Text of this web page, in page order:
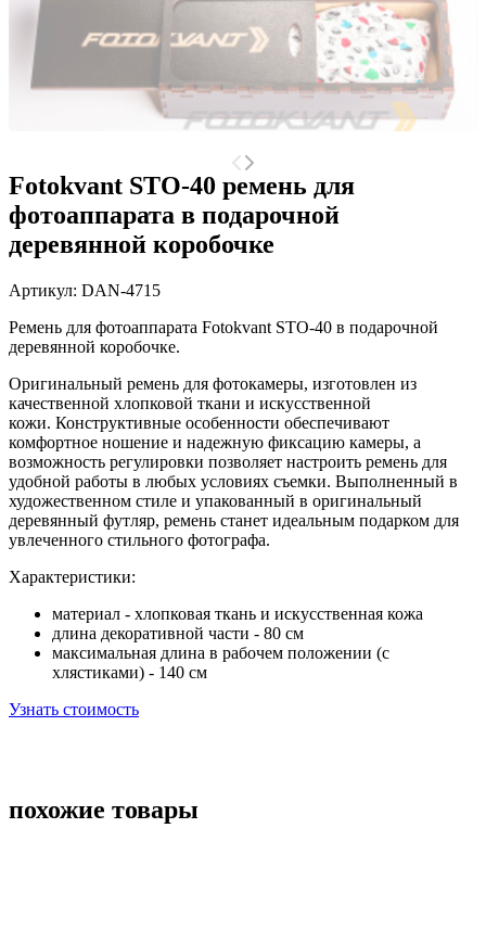
Fotokvant STO-40 ремень для
фотоаппарата в подарочной
деревянной коробочке
Артикул: DAN-4715
Ремень для фотоаппарата Fotokvant STO-40 в подарочной
деревянной коробочке.
Оригинальный ремень для фотокамеры, изготовлен из
качественной хлопковой ткани и искусственной
кожи. Конструктивные особенности обеспечивают
комфортное ношение и надежную фиксацию камеры, а
возможность регулировки позволяет настроить ремень для
удобной работы в любых условиях съемки. Выполненный в
художественном стиле и упакованный в оригинальный
деревянный футляр, ремень станет идеальным подарком для
увлеченного стильного фотографа.
Характеристики:
материал - хлопковая ткань и искусственная кожа
длина декоративной части - 80 см
максимальная длина в рабочем положении (с
хлястиками) - 140 см
Узнать стоимость
похожие товары